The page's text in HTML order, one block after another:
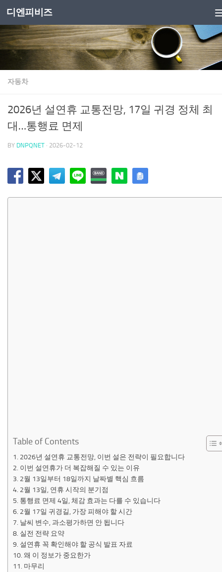
Skip to content
디엔피비즈
자동차
2026년 설연휴 교통전망, 17일 귀경 정체 최
대…통행료 면제
BY DNPQNET · 2026-02-12
Table of Contents
2026년 설연휴 교통전망, 이번 설은 전략이 필요합니다
이번 설연휴가 더 복잡해질 수 있는 이유
2월 13일부터 18일까지 날짜별 핵심 흐름
2월 13일, 연휴 시작의 분기점
통행료 면제 4일, 체감 효과는 다를 수 있습니다
2월 17일 귀경길, 가장 피해야 할 시간
날씨 변수, 과소평가하면 안 됩니다
실전 전략 요약
설연휴 꼭 확인해야 할 공식 발표 자료
왜 이 정보가 중요한가
마무리